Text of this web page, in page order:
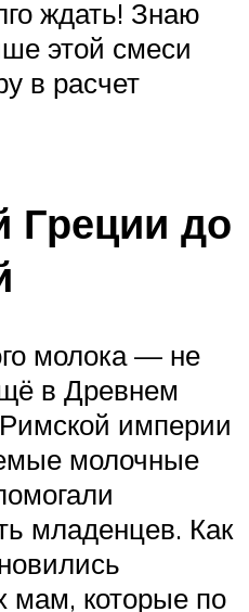
ждать! Знаю
этой смеси
в расчет
Греции до
молока — не
в Древнем
империи
молочные
младенцев. Как
мам, которые по